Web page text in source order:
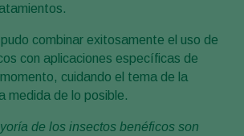
combinar exitosamente el uso de
con aplicaciones específicas de
cuidando el tema de la
medida de lo posible.
de los insectos benéficos son